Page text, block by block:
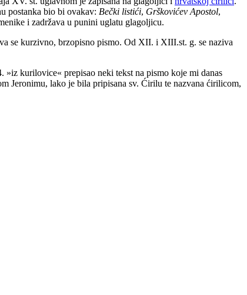
postanka bio bi ovakav: Bečki listići, Grškovićev Apostol,
i zadržava u punini uglatu glagoljicu.
se kurzivno, brzopisno pismo. Od XII. i XIII.st. g. se naziva
kurilovice« prepisao neki tekst na pismo koje mi danas
Jeronimu, lako je bila pripisana sv. Ćirilu te nazvana ćirilicom,